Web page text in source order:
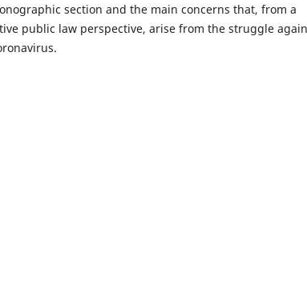
section and the main concerns that, from a
public law perspective, arise from the struggle